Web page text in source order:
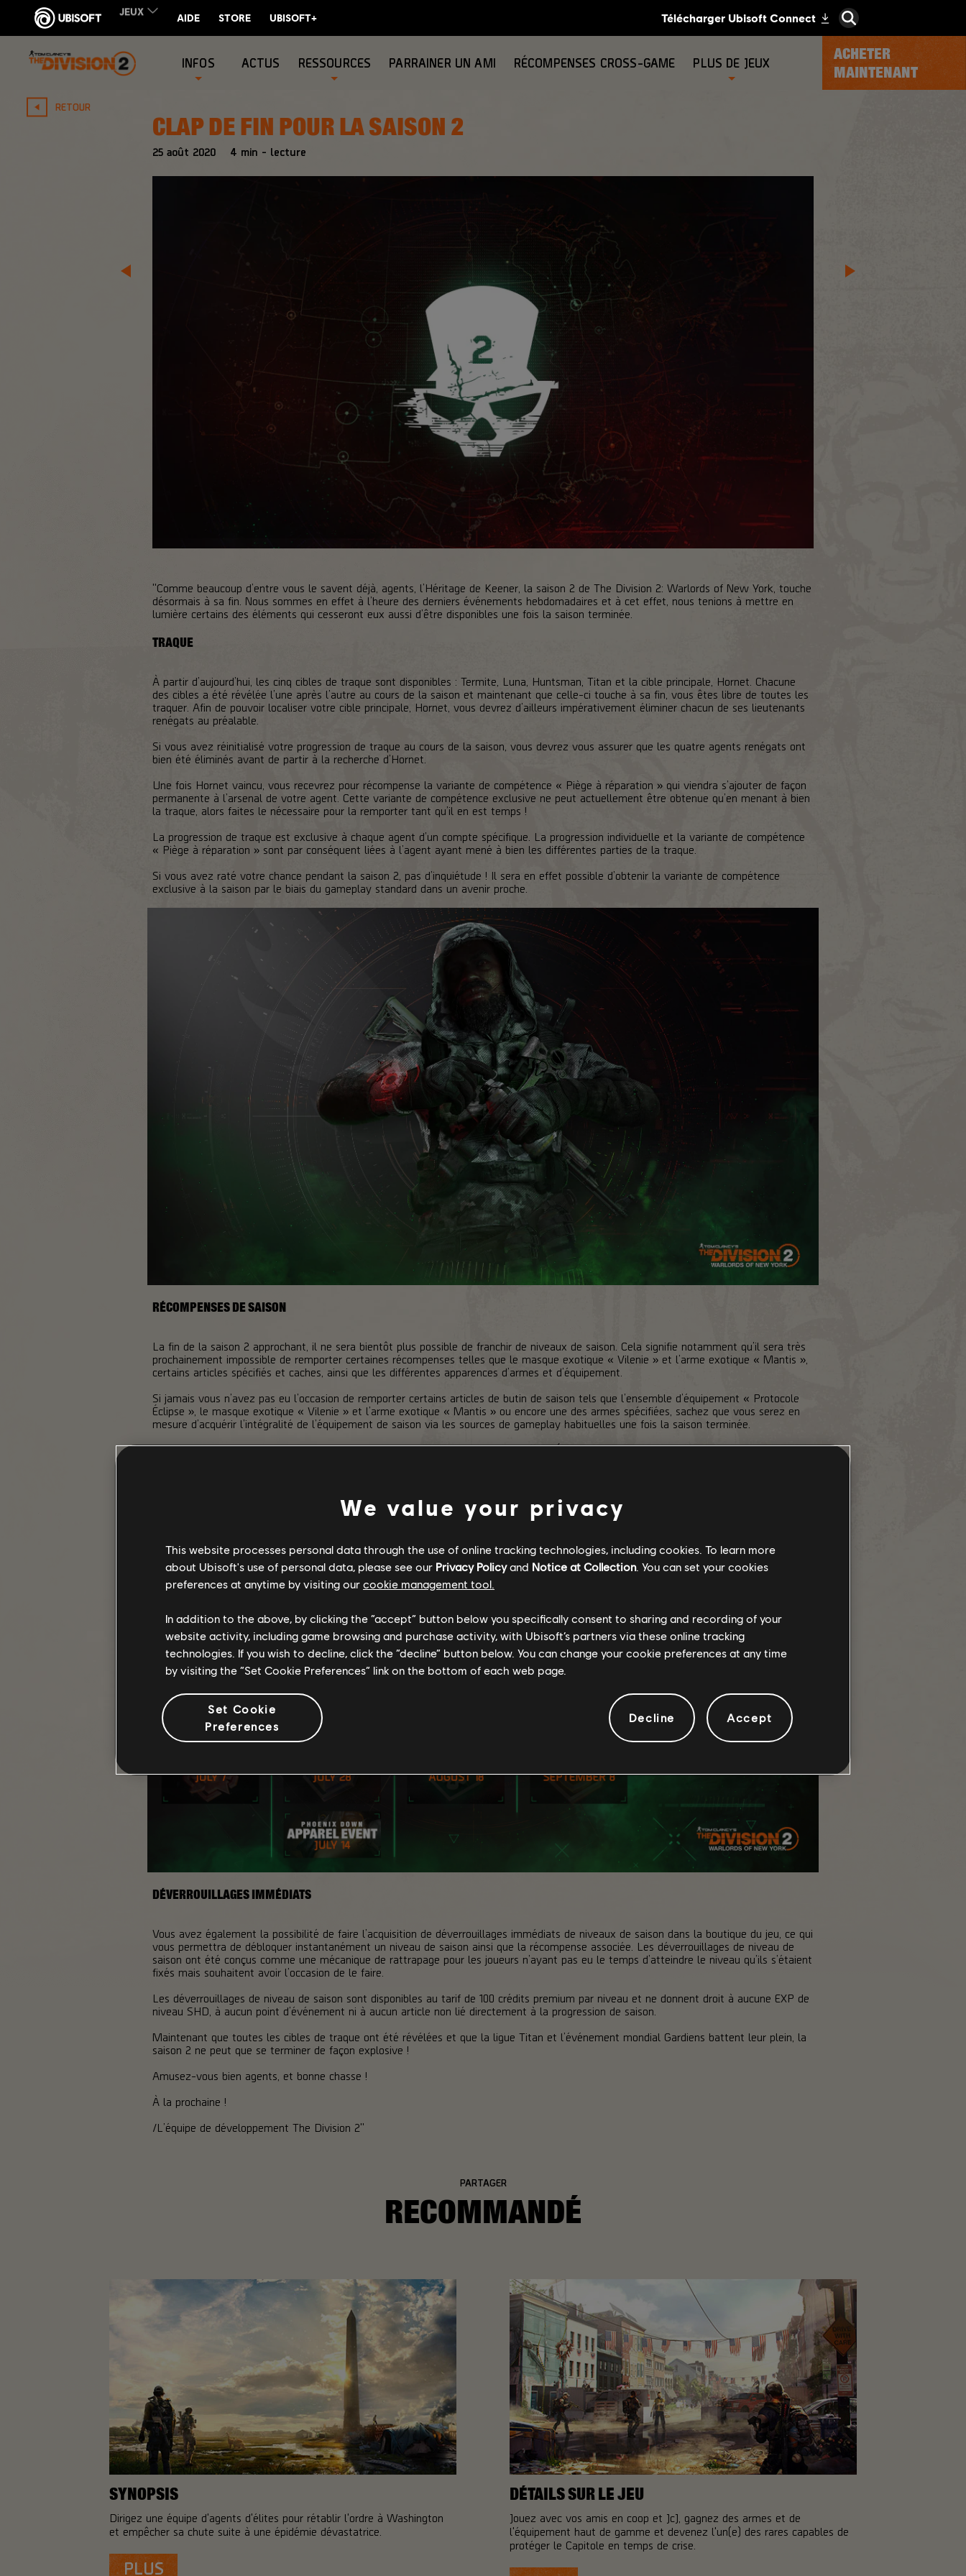
INFOS ACTUS RESSOURCES PARRAINER UN AMI RÉCOMPENSES CROSS-GAME PLUS DE JEUX
ACHETER
MAINTENANT
RETOUR
25 août 2020 4 min - lecture
CLAP DE FIN POUR LA SAISON 2
"Comme beaucoup d’entre vous le savent déjà, agents, l’Héritage de Keener, la saison 2 de The Division 2: Warlords of New York, touche
désormais à sa fin. Nous sommes en effet à l’heure des derniers événements hebdomadaires et à cet effet, nous tenions à mettre en
lumière certains des éléments qui cesseront eux aussi d’être disponibles une fois la saison terminée.
TRAQUE
À partir d’aujourd’hui, les cinq cibles de traque sont disponibles : Termite, Luna, Huntsman, Titan et la cible principale, Hornet. Chacune
des cibles a été révélée l’une après l’autre au cours de la saison et maintenant que celle-ci touche à sa fin, vous êtes libre de toutes les
traquer. Afin de pouvoir localiser votre cible principale, Hornet, vous devrez d’ailleurs impérativement éliminer chacun de ses lieutenants
renégats au préalable.
Si vous avez réinitialisé votre progression de traque au cours de la saison, vous devrez vous assurer que les quatre agents renégats ont
bien été éliminés avant de partir à la recherche d’Hornet.
Une fois Hornet vaincu, vous recevrez pour récompense la variante de compétence « Piège à réparation » qui viendra s’ajouter de façon
permanente à l’arsenal de votre agent. Cette variante de compétence exclusive ne peut actuellement être obtenue qu’en menant à bien
la traque, alors faites le nécessaire pour la remporter tant qu’il en est temps !
La progression de traque est exclusive à chaque agent d’un compte spécifique. La progression individuelle et la variante de compétence
« Piège à réparation » sont par conséquent liées à l’agent ayant mené à bien les différentes parties de la traque.
Si vous avez raté votre chance pendant la saison 2, pas d’inquiétude ! Il sera en effet possible d’obtenir la variante de compétence
exclusive à la saison par le biais du gameplay standard dans un avenir proche.
RÉCOMPENSES DE SAISON
La fin de la saison 2 approchant, il ne sera bientôt plus possible de franchir de niveaux de saison. Cela signifie notamment qu’il sera très
prochainement impossible de remporter certaines récompenses telles que le masque exotique « Vilenie » et l’arme exotique « Mantis »,
certains articles spécifiés et caches, ainsi que les différentes apparences d’armes et d’équipement.
Si jamais vous n’avez pas eu l’occasion de remporter certains articles de butin de saison tels que l’ensemble d’équipement « Protocole
Éclipse », le masque exotique « Vilenie » et l’arme exotique « Mantis » ou encore une des armes spécifiées, sachez que vous serez en
mesure d’acquérir l’intégralité de l’équipement de saison via les sources de gameplay habituelles une fois la saison terminée.
Il est en revanche possible que les récompenses cosmétiques telles que la tenue « Éclipse », les apparences d’armes, les teintes
DÉVERROUILLAGES IMMÉDIATS
Vous avez également la possibilité de faire l’acquisition de déverrouillages immédiats de niveaux de saison dans la boutique du jeu, ce qui
vous permettra de débloquer instantanément un niveau de saison ainsi que la récompense associée. Les déverrouillages de niveau de
saison ont été conçus comme une mécanique de rattrapage pour les joueurs n’ayant pas eu le temps d’atteindre le niveau qu’ils s’étaient
fixés mais souhaitent avoir l’occasion de le faire.
Les déverrouillages de niveau de saison sont disponibles au tarif de 100 crédits premium par niveau et ne donnent droit à aucune EXP de
niveau SHD, à aucun point d’événement ni à aucun article non lié directement à la progression de saison.
Maintenant que toutes les cibles de traque ont été révélées et que la ligue Titan et l’événement mondial Gardiens battent leur plein, la
saison 2 ne peut que se terminer de façon explosive !
Amusez-vous bien agents, et bonne chasse !
À la prochaine !
/L’équipe de développement The Division 2"
PARTAGER
RECOMMANDÉ
SYNOPSIS
Dirigez une équipe d'agents d'élites pour rétablir l'ordre à Washington
et empêcher sa chute suite à une épidémie dévastatrice.
PLUS
DÉTAILS SUR LE JEU
Jouez avec vos amis en coop et JcJ, gagnez des armes et de
l'équipement haut de gamme et devenez l'un(e) des rares capables de
protéger le Capitole en temps de crise.
We value your privacy
This website processes personal data through the use of online tracking technologies, including cookies. To learn more
about Ubisoft's use of personal data, please see our Privacy Policyand Notice at Collection. You can set your cookies
preferences at anytime by visiting our cookie management tool.
In addition to the above, by clicking the “accept” button below you specifically consent to sharing and recording of your
website activity, including game browsing and purchase activity, with Ubisoft’s partners via these online tracking
technologies. If you wish to decline, click the “decline” button below. You can change your cookie preferences at any time
by visiting the “Set Cookie Preferences” link on the bottom of each web page.
Set Cookie
Preferences
Decline Accept